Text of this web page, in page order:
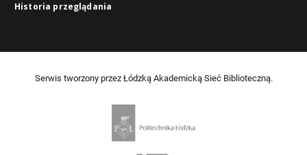
Historia przeglądania
Serwis tworzony przez Łódzką Akademicką Sieć Biblioteczną.